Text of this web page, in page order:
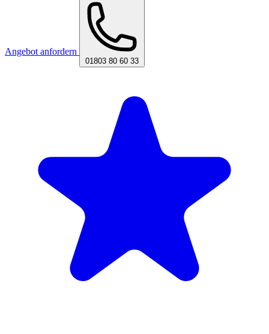
Angebot anfordern
01803 80 60 33